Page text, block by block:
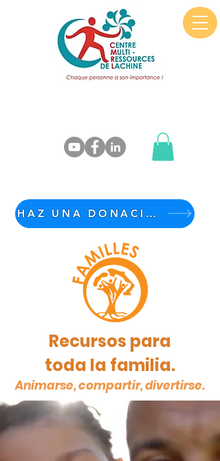
HAZ UNA DONACIÓN
Recursos para
toda la familia.
Animarse, compartir, divertirse.